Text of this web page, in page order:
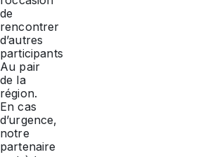
de
rencontrer
d’autres
participants
Au pair
de la
région.
En cas
d’urgence,
notre
partenaire